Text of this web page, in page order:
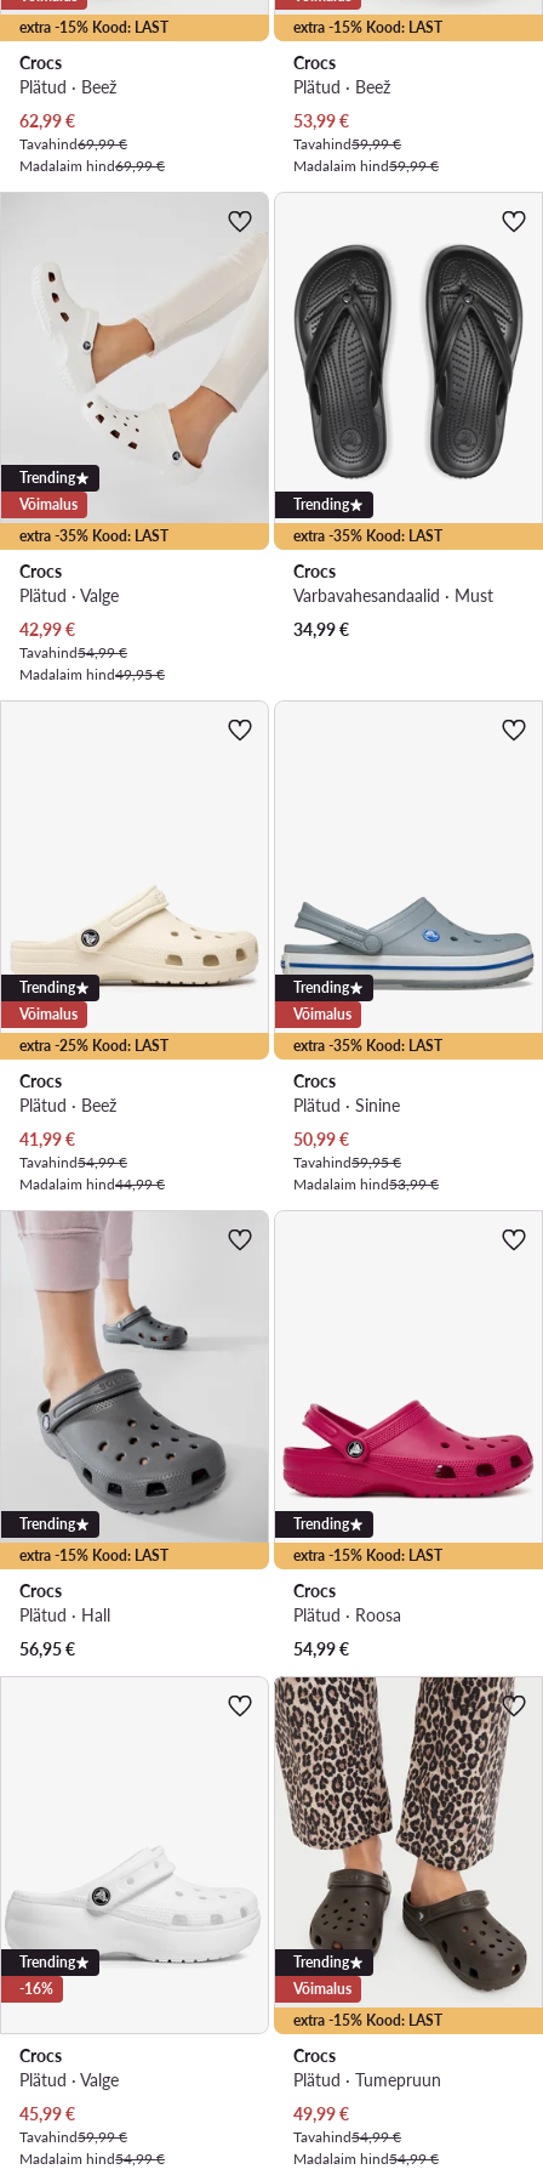
extra -15% Kood: LAST
Crocs
Plätud · Beež
Praegune hind
62,99€
Tavahind69,99 €
Madalaim hind69,99 €
extra -15% Kood: LAST
Crocs
Plätud · Beež
Praegune hind
53,99€
Tavahind59,99 €
Madalaim hind59,99 €
extra -35% Kood: LAST
Trending
Võimalus
Crocs
Plätud · Valge
Praegune hind
42,99€
Tavahind54,99 €
Madalaim hind49,95 €
extra -35% Kood: LAST
Trending
Crocs
Varbavahesandaalid · Must
34,99€
extra -25% Kood: LAST
Trending
Võimalus
Crocs
Plätud · Beež
Praegune hind
41,99€
Tavahind54,99 €
Madalaim hind44,99 €
extra -35% Kood: LAST
Trending
Võimalus
Crocs
Plätud · Sinine
Praegune hind
50,99€
Tavahind59,95 €
Madalaim hind53,99 €
extra -15% Kood: LAST
Trending
Crocs
Plätud · Hall
56,95€
extra -15% Kood: LAST
Trending
Crocs
Plätud · Roosa
54,99€
Trending
-16%
Crocs
Plätud · Valge
Praegune hind
45,99€
Tavahind59,99 €
Madalaim hind54,99 €
extra -15% Kood: LAST
Trending
Võimalus
Crocs
Plätud · Tumepruun
Praegune hind
49,99€
Tavahind54,99 €
Madalaim hind54,99 €